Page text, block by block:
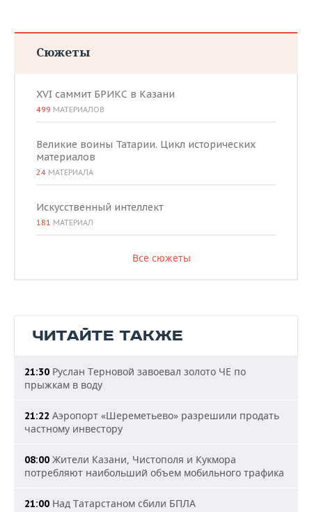
Сюжеты
XVI саммит БРИКС в Казани
499 МАТЕРИАЛОВ
Великие воины Татарии. Цикл исторических
материалов
24 МАТЕРИАЛА
Искусственный интеллект
181 МАТЕРИАЛ
Все сюжеты
ЧИТАЙТЕ ТАКЖЕ
21:30 Руслан Терновой завоевал золото ЧЕ по
прыжкам в воду
21:22 Аэропорт «Шереметьево» разрешили продать
частному инвестору
08:00 Жители Казани, Чистополя и Кукмора
потребляют наибольший объем мобильного трафика
21:00 Над Татарстаном сбили БПЛА